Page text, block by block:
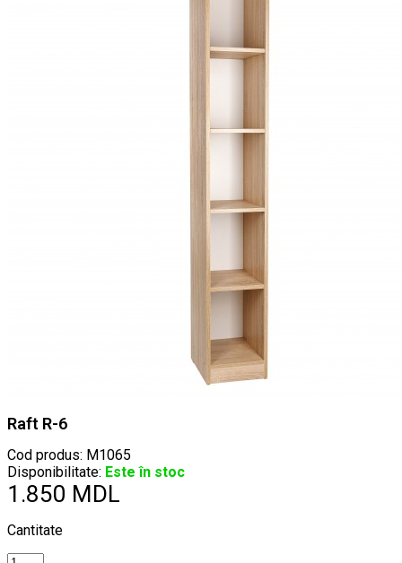
Raft R-6
Cod produs: M1065
Disponibilitate: Este în stoc
1.850 MDL
Cantitate